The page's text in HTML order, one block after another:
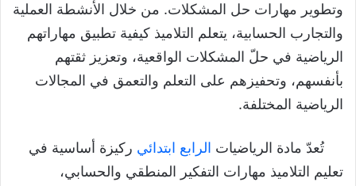
وتطوير مهارات حل المشكلات. من خلال الأنشطة العملية
والتجارب الحسابية، يتعلم التلاميذ كيفية تطبيق مهاراتهم
الرياضية في حلّ المشكلات الواقعية، وتعزيز ثقتهم
بأنفسهم، وتحفيزهم على التعلم والتعمق في المجالات
الرياضية المختلفة.
تُعدّ مادة الرياضيات الرابع ابتدائي ركيزة أساسية في
تعليم التلاميذ مهارات التفكير المنطقي والحسابي،